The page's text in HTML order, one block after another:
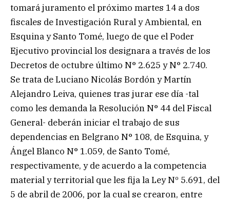
tomará juramento el próximo martes 14 a dos
fiscales de Investigación Rural y Ambiental, en
Esquina y Santo Tomé, luego de que el Poder
Ejecutivo provincial los designara a través de los
Decretos de octubre último N° 2.625 y N° 2.740.
Se trata de Luciano Nicolás Bordón y Martín
Alejandro Leiva, quienes tras jurar ese día -tal
como les demanda la Resolución N° 44 del Fiscal
General- deberán iniciar el trabajo de sus
dependencias en Belgrano N° 108, de Esquina, y
Ángel Blanco N° 1.059, de Santo Tomé,
respectivamente, y de acuerdo a la competencia
material y territorial que les fija la Ley Nº 5.691, del
5 de abril de 2006, por la cual se crearon, entre